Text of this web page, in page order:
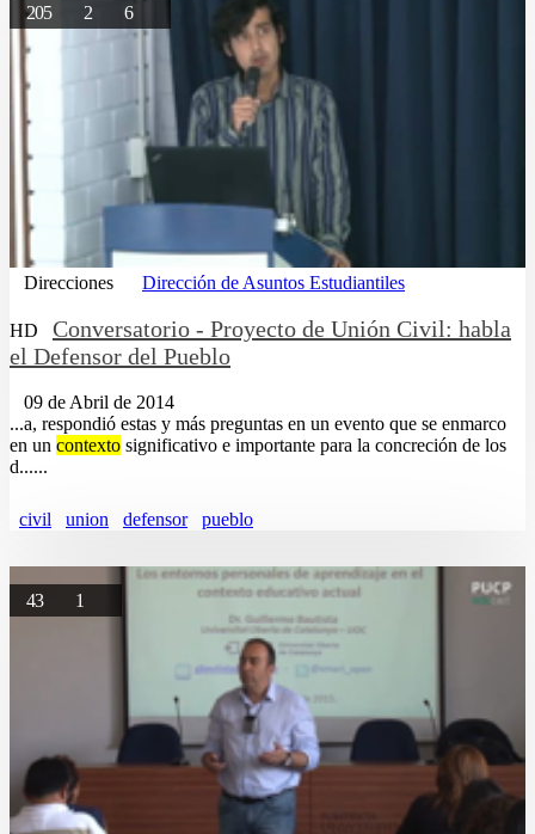
205 2 6
Direcciones Dirección de Asuntos Estudiantiles
HD
Conversatorio - Proyecto de Unión Civil: habla
el Defensor del Pueblo
09 de Abril de 2014
...a, respondió estas y más preguntas en un evento que se enmarco
en un contexto significativo e importante para la concreción de los
d......
civil union defensor pueblo
43 1